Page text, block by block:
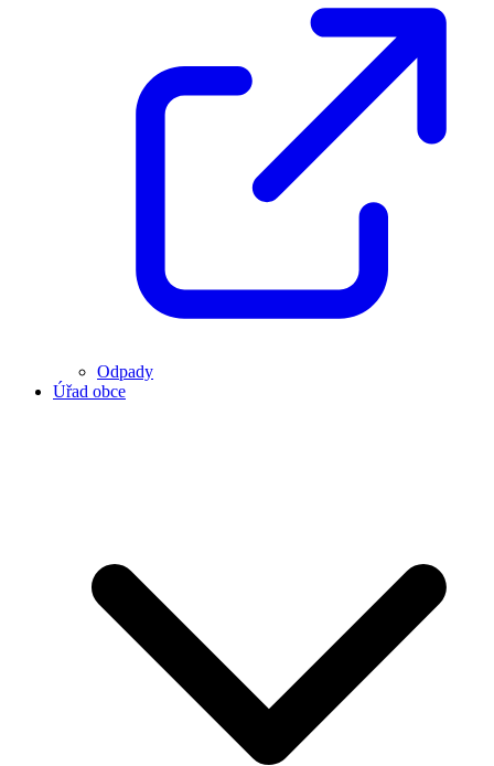
Odpady
Úřad obce